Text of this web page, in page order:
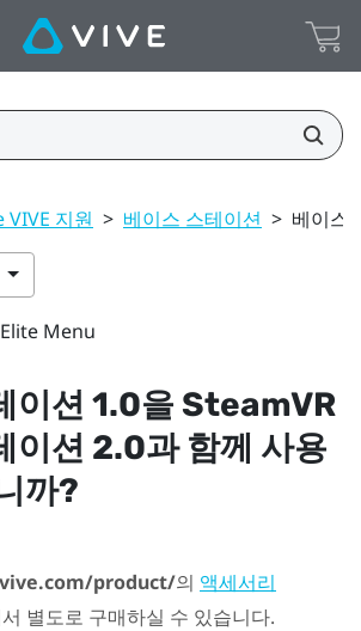
지원 > 베이스 스테이션 > 베이스
Menu
이션 1.0을 SteamVR
이션 2.0과 함께 사용
까?
product/의 액세서리
별도로 구매하실 수 있습니다.